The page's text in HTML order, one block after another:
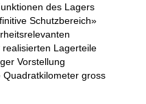
des Lagers
Schutzbereich»
Lagerteile
Vorstellung
gross